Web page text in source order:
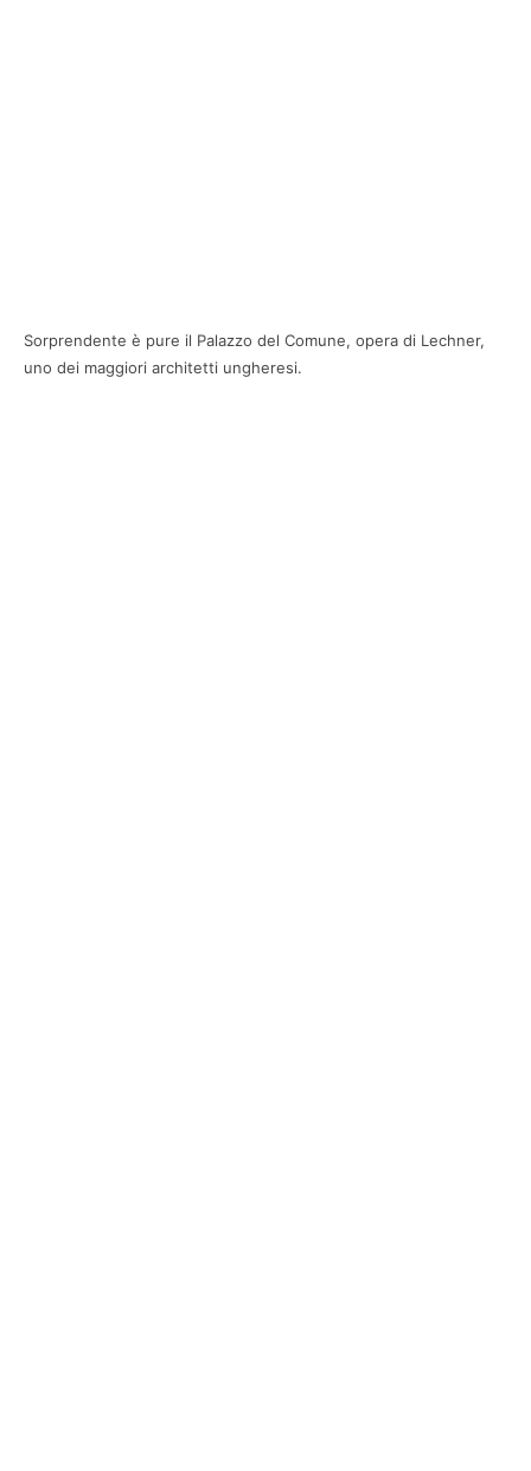
Sorprendente è pure il Palazzo del Comune, opera di Lechner,
uno dei maggiori architetti ungheresi.